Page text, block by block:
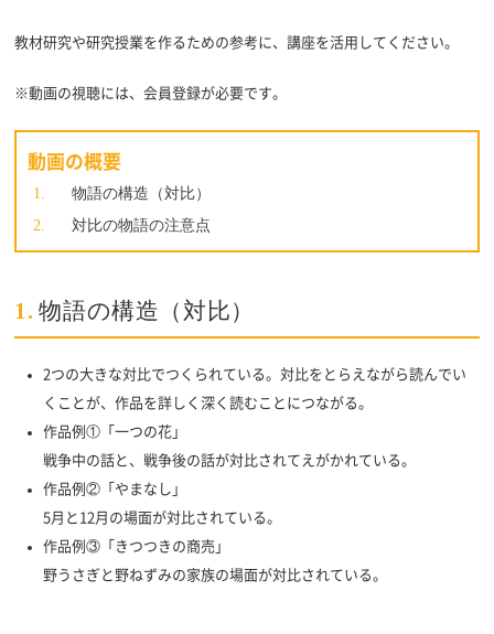
教材研究や研究授業を作るための参考に、講座を活用してください。
※動画の視聴には、会員登録が必要です。
動画の概要
物語の構造（対比）
対比の物語の注意点
1. 物語の構造（対比）
2つの大きな対比でつくられている。対比をとらえながら読んでい
くことが、作品を詳しく深く読むことにつながる。
作品例①「一つの花」
戦争中の話と、戦争後の話が対比されてえがかれている。
作品例②「やまなし」
5月と12月の場面が対比されている。
作品例③「きつつきの商売」
野うさぎと野ねずみの家族の場面が対比されている。